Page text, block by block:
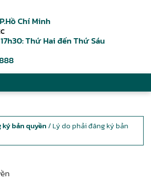
Chí Minh
Thứ Hai đến Thứ Sáu
bản quyền / Lý do phải đăng ký bản